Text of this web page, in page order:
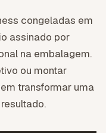
congeladas em
assinado por
na embalagem.
ou montar
transformar uma